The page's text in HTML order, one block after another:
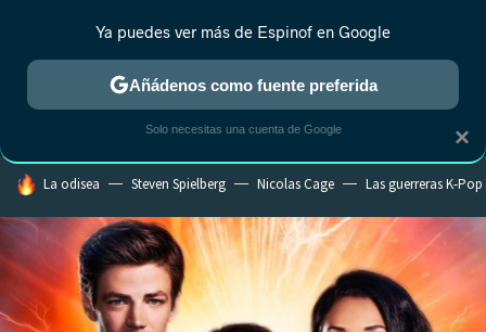
ESTRENOS REALITY ANIME RANKINGS CINE
HOY SE HABLA DE
La odisea Steven Spielberg Nicolas Cage Las guerreras K-Pop
×
Ya puedes ver más de Espinof en Google
Añádenos como fuente preferida
Solo necesitas una cuenta de Google